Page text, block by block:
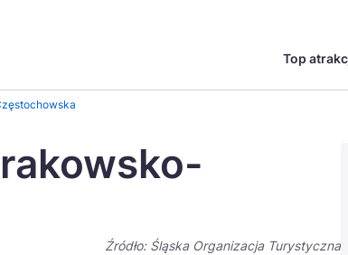
Top
Źródło: Śląska Organizacja Turystyczna